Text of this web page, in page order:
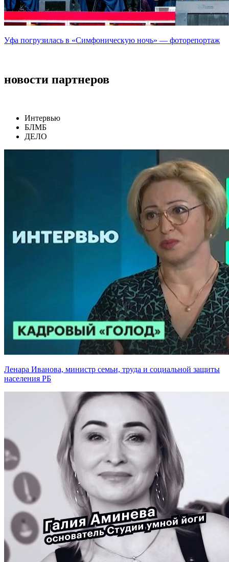
Уфа погрузилась в «Симфоническую ночь» — фоторепортаж
новости партнеров
Интервью
БЛМБ
ДЕЛО
Ленара Иванова, министр семьи, труда и социальной защиты
населения РБ